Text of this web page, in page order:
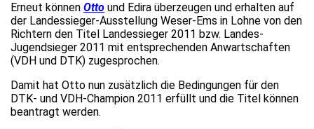
Erneut können Otto und Edira überzeugen und erhalten auf
der Landessieger-Ausstellung Weser-Ems in Lohne von den
Richtern den Titel Landessieger 2011 bzw. Landes-
Jugendsieger 2011 mit entsprechenden Anwartschaften
(VDH und DTK) zugesprochen.
Damit hat Otto nun zusätzlich die Bedingungen für den
DTK- und VDH-Champion 2011 erfüllt und die Titel können
beantragt werden.